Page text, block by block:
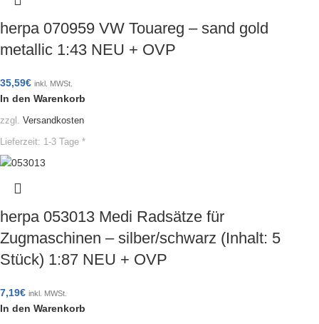
herpa 070959 VW Touareg – sand gold
metallic 1:43 NEU + OVP
35,59€ inkl. MWSt.
In den Warenkorb
zzgl. Versandkosten
Lieferzeit: 1-3 Tage *
herpa 053013 Medi Radsätze für
Zugmaschinen – silber/schwarz (Inhalt: 5
Stück) 1:87 NEU + OVP
7,19€ inkl. MWSt.
In den Warenkorb